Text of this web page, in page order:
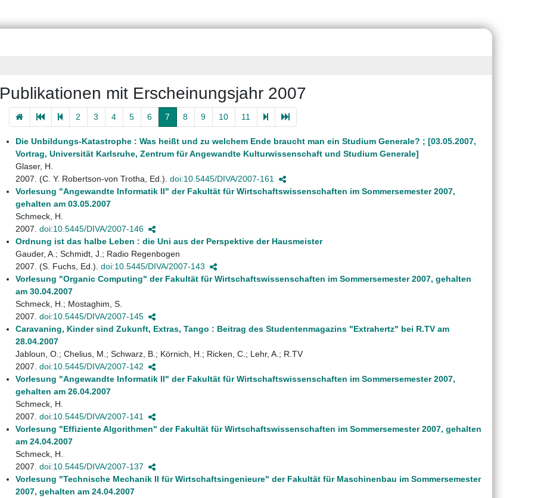
Publikationen mit Erscheinungsjahr 2007
2 3 4 5 6 7 8 9 10 11
Die Unbildungs-Katastrophe : Was heißt und zu welchem Ende braucht man ein Studium Generale? ; [03.05.2007,
Vortrag, Universität Karlsruhe, Zentrum für Angewandte Kulturwissenschaft und Studium Generale]
Glaser, H.
2007. (C. Y. Robertson-von Trotha, Ed.). doi:10.5445/DIVA/2007-161
Vorlesung "Angewandte Informatik II" der Fakultät für Wirtschaftswissenschaften im Sommersemester 2007,
gehalten am 03.05.2007
Schmeck, H.
2007. doi:10.5445/DIVA/2007-146
Ordnung ist das halbe Leben : die Uni aus der Perspektive der Hausmeister
Gauder, A.; Schmidt, J.; Radio Regenbogen
2007. (S. Fuchs, Ed.). doi:10.5445/DIVA/2007-143
Vorlesung "Organic Computing" der Fakultät für Wirtschaftswissenschaften im Sommersemester 2007, gehalten
am 30.04.2007
Schmeck, H.; Mostaghim, S.
2007. doi:10.5445/DIVA/2007-145
Caravaning, Kinder sind Zukunft, Extras, Tango : Beitrag des Studentenmagazins "Extrahertz" bei R.TV am
28.04.2007
Jabloun, O.; Chelius, M.; Schwarz, B.; Körnich, H.; Ricken, C.; Lehr, A.; R.TV
2007. doi:10.5445/DIVA/2007-142
Vorlesung "Angewandte Informatik II" der Fakultät für Wirtschaftswissenschaften im Sommersemester 2007,
gehalten am 26.04.2007
Schmeck, H.
2007. doi:10.5445/DIVA/2007-141
Vorlesung "Effiziente Algorithmen" der Fakultät für Wirtschaftswissenschaften im Sommersemester 2007, gehalten
am 24.04.2007
Schmeck, H.
2007. doi:10.5445/DIVA/2007-137
Vorlesung "Technische Mechanik II für Wirtschaftsingenieure" der Fakultät für Maschinenbau im Sommersemester
2007, gehalten am 24.04.2007